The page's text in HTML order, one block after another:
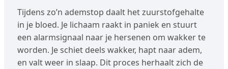
Tijdens zo’n ademstop daalt het zuurstofgehalte
in je bloed. Je lichaam raakt in paniek en stuurt
een alarmsignaal naar je hersenen om wakker te
worden. Je schiet deels wakker, hapt naar adem,
en valt weer in slaap. Dit proces herhaalt zich de